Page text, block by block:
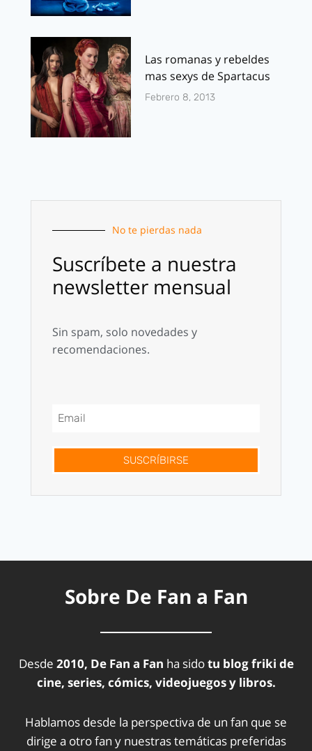
Las romanas y rebeldes
mas sexys de Spartacus
Febrero 8, 2013
No te pierdas nada
Suscríbete a nuestra
newsletter mensual
Sin spam, solo novedades y
recomendaciones.
SUSCRÍBIRSE
Sobre De Fan a Fan
Desde 2010, De Fan a Fan ha sidotu blog friki de
cine, series, cómics, videojuegos y libros.
Hablamos desde la perspectiva de un fan que se
dirige a otro fan y nuestras temáticas preferidas